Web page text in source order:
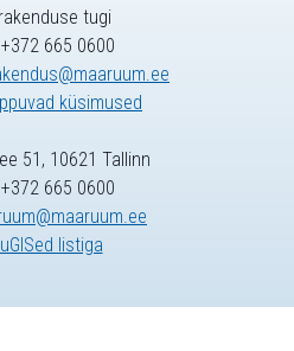
tugi
665 0600
küsimused
51, 10621 Tallinn
665 0600
listiga